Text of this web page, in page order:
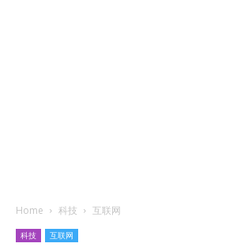
Home 科技 互联网
科技 互联网